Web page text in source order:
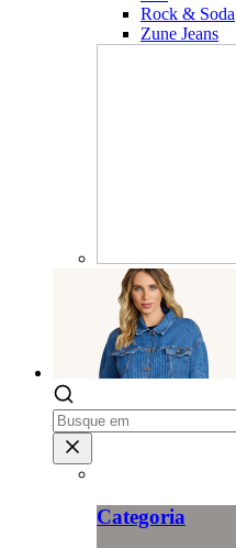
Rock & Soda
Zune Jeans
Categoria